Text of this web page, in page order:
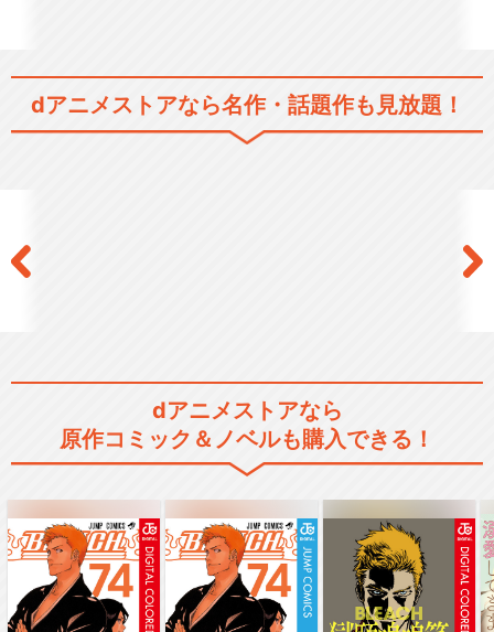
天才バカヴォン～蘇るフラン
dアニメストアなら名作・話題作も見放題！
dアニメストアなら
原作コミック＆ノベルも購入できる！